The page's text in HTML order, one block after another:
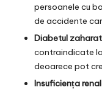
persoanele cu
de accidente
Diabetul zaharat
contraindicate
deoarece pot
Insuficiența